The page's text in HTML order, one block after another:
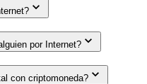
por Internet?
con criptomoneda?